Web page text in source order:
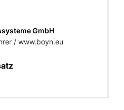
GmbH
/ www.boyn.eu